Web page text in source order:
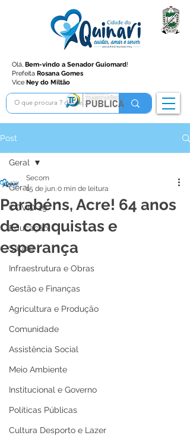
Olá, Bem-vindo a Senador Guiomard!
Prefeita Rosana Gomes
Vice Ney do Miltão
Post
Geral
COVID-19
Educação
Saúde
Infraestrutura e Obras
Gestão e Finanças
Agricultura e Produção
Comunidade
Assistência Social
Meio Ambiente
Institucional e Governo
Políticas Públicas
Cultura Desporto e Lazer
Geral
Parabéns, Acre! 64 anos
de conquistas e
esperança
Secom
15 de jun.0 min de leitura